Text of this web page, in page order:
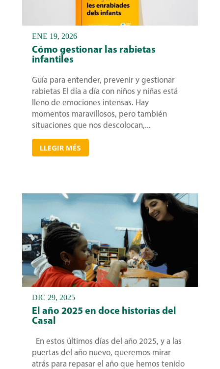
Cómo gestionar las rabietas
infantiles
Guía para entender, prevenir y gestionar
rabietas El día a día con niños y niñas está
lleno de emociones intensas. Hay
momentos maravillosos, pero también
situaciones que nos descolocan,...
LLEGIR MÉS
ENE 19, 2026
El año 2025 en doce historias del
Casal
En estos últimos días del año 2025, y a las
puertas del año nuevo, queremos mirar
atrás para repasar el año que hemos tenido
DIC 29, 2025